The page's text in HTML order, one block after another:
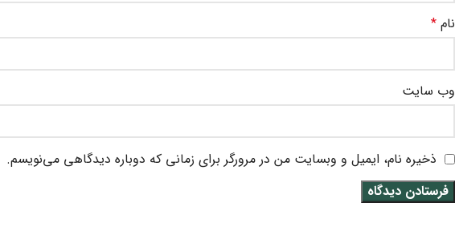
نام *
وب‌ سایت
ذخیره نام، ایمیل و وبسایت من در مرورگر برای زمانی که دوباره دیدگاهی می‌نویسم.